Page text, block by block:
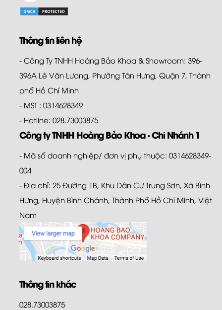
Thông tin liên hệ
- Công Ty TNHH Hoàng Bảo Khoa & Showroom: 396-
396A Lê Văn Lương, Phường Tân Hưng, Quận 7, Thành
phố Hồ Chí Minh
- MST : 0314628349
- Hotline: 028.73003875
Công ty TNHH Hoàng Bảo Khoa - Chi Nhánh 1
- Mã số doanh nghiệp/ đơn vị phụ thuộc: 0314628349-
004
- Địa chỉ: 25 Đường 1B, Khu Dân Cư Trung Sơn, Xã Bình
Hưng, Huyện Bình Chánh, Thành Phố Hồ Chí Minh, Việt
Nam
Thông tin khác
028.73003875